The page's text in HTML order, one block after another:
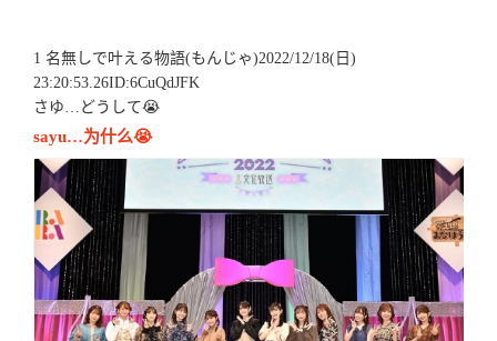
1 名無しで叶える物語(もんじゃ)2022/12/18(日)
23:20:53.26ID:6CuQdJFK
さゆ…どうして😭
sayu…为什么😭